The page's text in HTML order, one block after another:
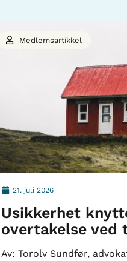
21. juli 2026
Usikkerhet
overtakelse ved
Av: Torolv Sundfør,
Medlemsartikkel